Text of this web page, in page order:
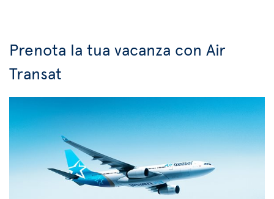
Prenota la tua vacanza con Air
Transat